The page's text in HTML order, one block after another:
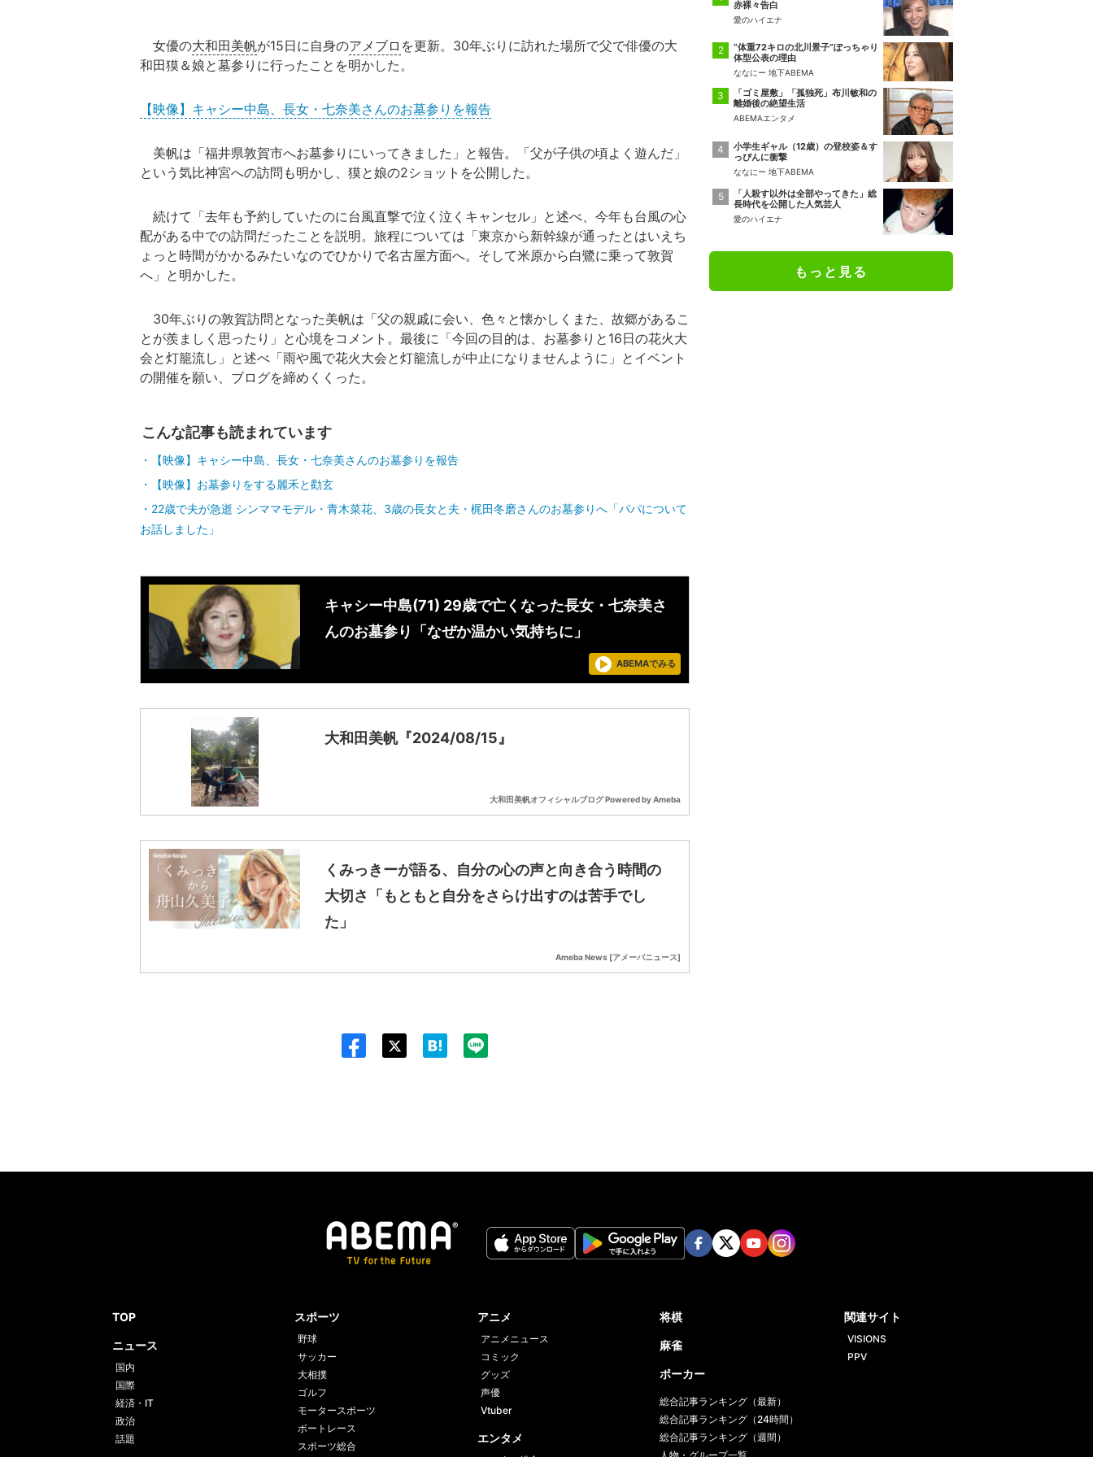
女優の大和田美帆が15日に自身のアメブロ を更新。30年ぶりに訪れた場所で父で俳優の大
和田獏＆娘と墓参りに行ったことを明かした。
【映像】キャシー中島、長女・七奈美さんのお墓参りを報告
美帆は「福井県敦賀市へお墓参りにいってきました」と報告。「父が子供の頃よく遊んだ」
という気比神宮への訪問も明かし、獏と娘の2ショットを公開した。
続けて「去年も予約していたのに台風直撃で泣く泣くキャンセル」と述べ、今年も台風の心
配がある中での訪問だったことを説明。旅程については「東京から新幹線が通ったとはいえち
ょっと時間がかかるみたいなのでひかりで名古屋方面へ。そして米原から白鷺に乗って敦賀
へ」と明かした。
30年ぶりの敦賀訪問となった美帆は「父の親戚に会い、色々と懐かしくまた、故郷があるこ
とが羨ましく思ったり」と心境をコメント。最後に「今回の目的は、お墓参りと16日の花火大
会と灯籠流し」と述べ「雨や風で花火大会と灯籠流しが中止になりませんように」とイベント
の開催を願い、ブログを締めくくった。
こんな記事も読まれています
【映像】キャシー中島、長女・七奈美さんのお墓参りを報告
【映像】お墓参りをする麗禾と勸玄
22歳で夫が急逝 シンママモデル・青木菜花、3歳の長女と夫・梶田冬磨さんのお墓参りへ「パパについて
お話しました」
キャシー中島(71) 29歳で亡くなった長女・七奈美さ
んのお墓参り「なぜか温かい気持ちに」
ABEMAでみる
大和田美帆『2024/08/15』
大和田美帆オフィシャルブログ Powered by Ameba
くみっきーが語る、自分の心の声と向き合う時間の
大切さ「もともと自分をさらけ出すのは苦手でし
た」
Ameba News [アメーバニュース]
赤裸々告白
愛のハイエナ
“体重72キロの北川景子”ぽっちゃり
体型公表の理由
ななにー 地下ABEMA
「ゴミ屋敷」「孤独死」布川敏和の
離婚後の絶望生活
ABEMAエンタメ
小学生ギャル（12歳）の登校姿＆す
っぴんに衝撃
ななにー 地下ABEMA
「人殺す以外は全部やってきた」総
長時代を公開した人気芸人
愛のハイエナ
もっと見る
TOP
ニュース
国内
国際
経済・IT
政治
話題
スポーツ
野球
サッカー
大相撲
ゴルフ
モータースポーツ
ボートレース
スポーツ総合
アニメ
アニメニュース
コミック
グッズ
声優
Vtuber
エンタメ
将棋
麻雀
ポーカー
総合記事ランキング（最新）
総合記事ランキング（24時間）
総合記事ランキング（週間）
関連サイト
VISIONS
PPV